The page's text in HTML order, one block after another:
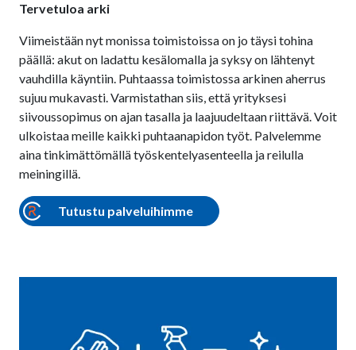
Tervetuloa arki
Viimeistään nyt monissa toimistoissa on jo täysi tohina
päällä: akut on ladattu kesälomalla ja syksy on lähtenyt
vauhdilla käyntiin. Puhtaassa toimistossa arkinen aherrus
sujuu mukavasti. Varmistathan siis, että yrityksesi
siivoussopimus on ajan tasalla ja laajuudeltaan riittävä. Voit
ulkoistaa meille kaikki puhtaanapidon työt. Palvelemme
aina tinkimättömällä työskentelyasenteella ja reilulla
meiningillä.
Tutustu palveluihimme